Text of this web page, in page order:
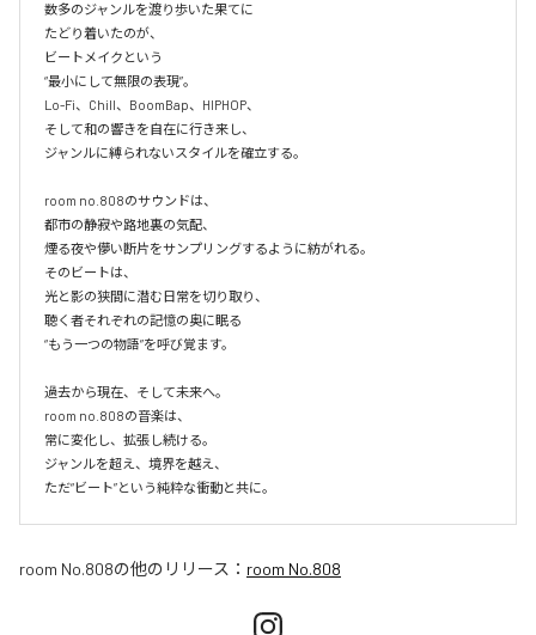
数多のジャンルを渡り歩いた果てに
たどり着いたのが、
ビートメイクという
“最小にして無限の表現”。
Lo-Fi、Chill、BoomBap、HIPHOP、
そして和の響きを自在に行き来し、
ジャンルに縛られないスタイルを確立する。
room no.808のサウンドは、
都市の静寂や路地裏の気配、
煙る夜や儚い断片をサンプリングするように紡がれる。
そのビートは、
光と影の狭間に潜む日常を切り取り、
聴く者それぞれの記憶の奥に眠る
“もう一つの物語”を呼び覚ます。
過去から現在、そして未来へ。
room no.808の音楽は、
常に変化し、拡張し続ける。
ジャンルを超え、境界を越え、
room No.808の他のリリース： room No.808